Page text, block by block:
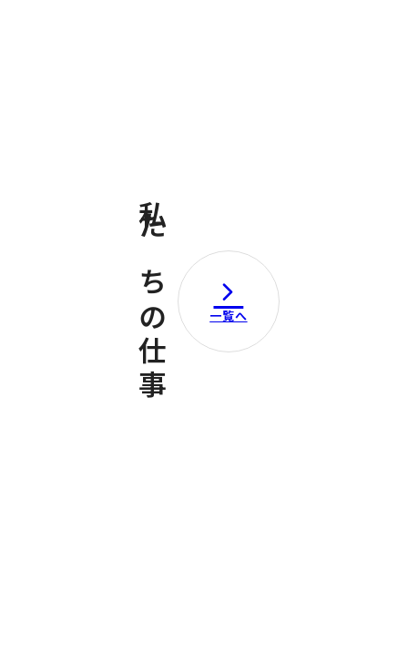
私たちの仕事 一覧へ